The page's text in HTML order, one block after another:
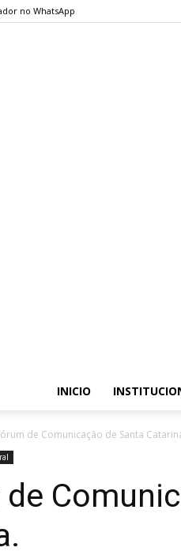
no WhatsApp
INICIO
de Comunicação de Santa
de